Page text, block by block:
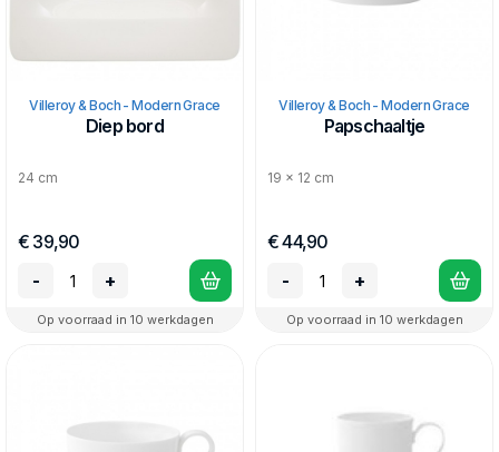
Villeroy & Boch - Modern Grace
Diep bord
24 cm
€ 39,90
-
+
Op voorraad in 10 werkdagen
Villeroy & Boch - Modern Grace
Papschaaltje
19 x 12 cm
€ 44,90
-
+
Op voorraad in 10 werkdagen